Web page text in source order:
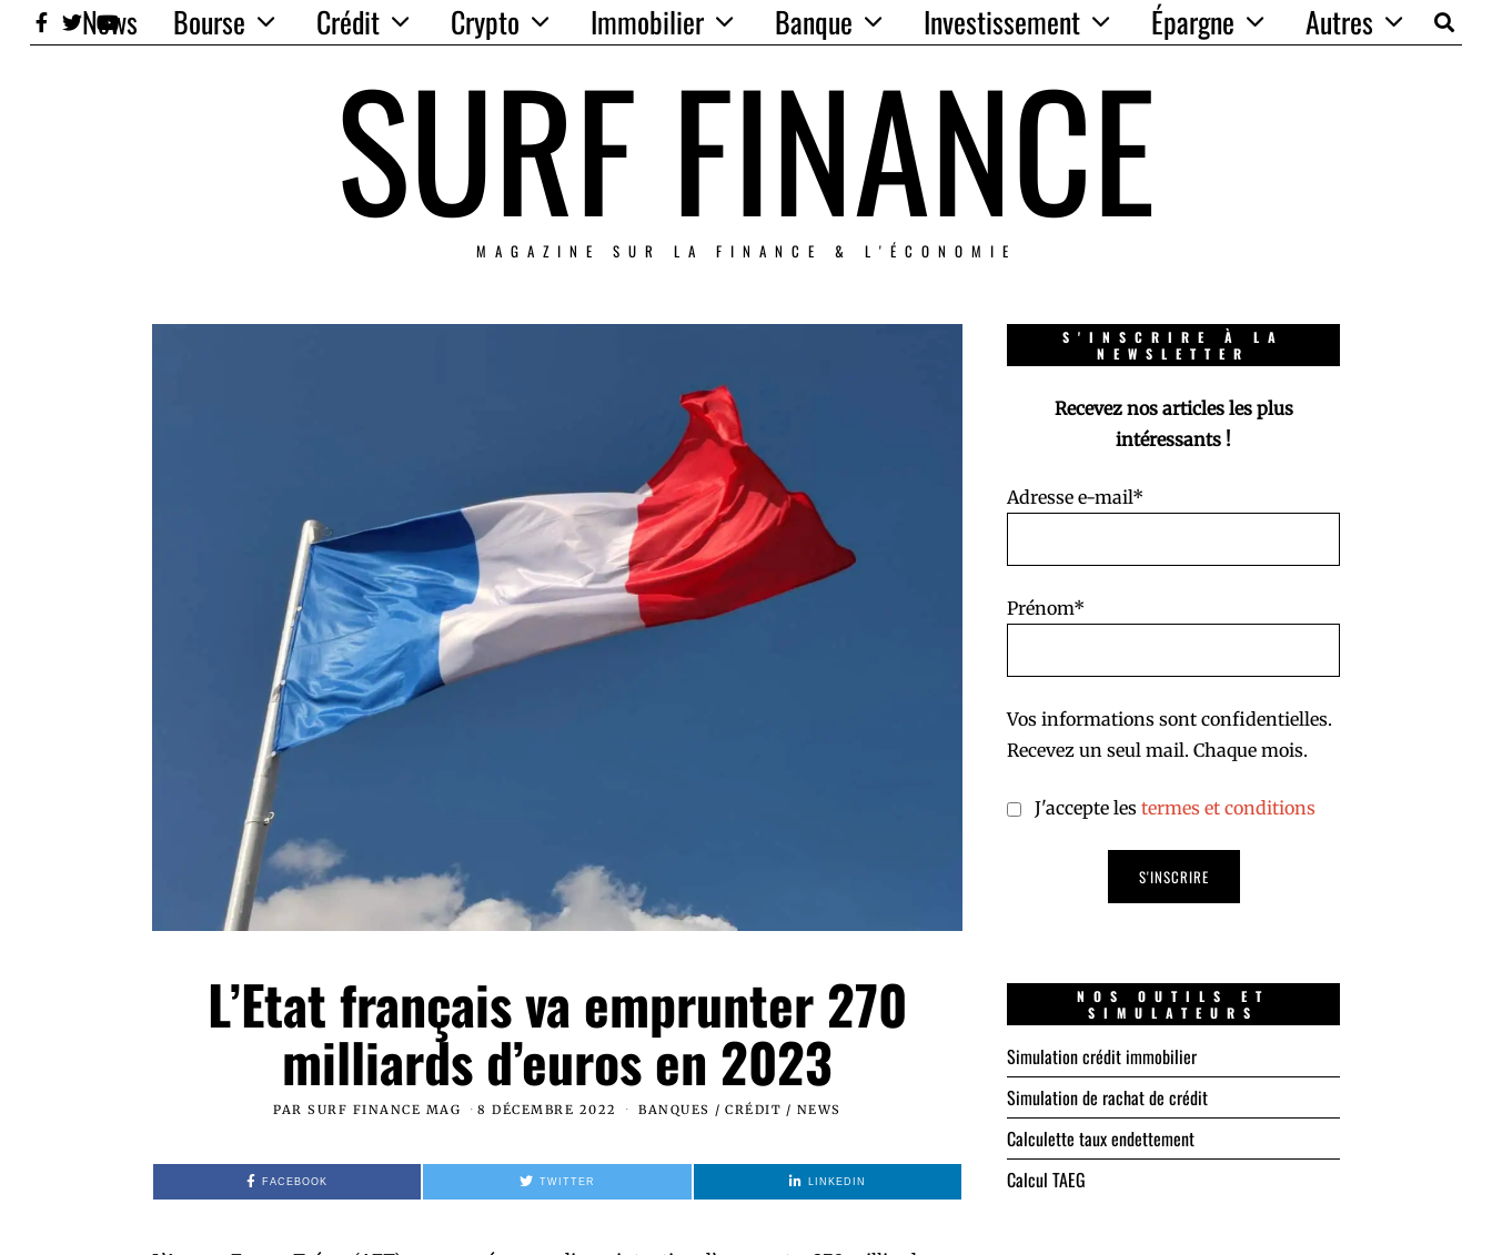
News Bourse Crédit Crypto Immobilier Banque Investissement Épargne Autres
SURF FINANCE
MAGAZINE SUR LA FINANCE & L'ÉCONOMIE
L’Etat français va emprunter 270
milliards d’euros en 2023
PARSURF FINANCE MAG 8 DÉCEMBRE 2022 BANQUES / CRÉDIT / NEWS
FACEBOOK TWITTER LINKEDIN
S'INSCRIRE À LA
NEWSLETTER
Recevez nos articles les plus
intéressants !
Adresse e-mail*
Prénom*
Vos informations sont confidentielles.
Recevez un seul mail. Chaque mois.
J'accepte les termes et conditions
NOS OUTILS ET
SIMULATEURS
Simulation crédit immobilier
Simulation de rachat de crédit
Calculette taux endettement
Calcul TAEG